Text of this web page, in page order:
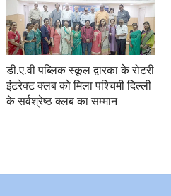
डी.ए.वी पब्लिक स्कूल द्वारका के रोटरी
इंटरेक्ट क्लब को मिला पश्चिमी दिल्ली
के सर्वश्रेष्ठ क्लब का सम्मान